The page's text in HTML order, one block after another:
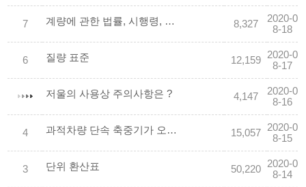
7 계량에 관한 법률, 시행령, 시행규칙 개정 8,327
2020-0
8-18
6 질량 표준 12,159
2020-0
8-17
저울의 사용상 주의사항은 ? 4,147
2020-0
8-16
4 과적차량 단속 축중기가 오차가 있는 이유? 15,057
2020-0
8-15
3 단위 환산표 50,220
2020-0
8-14